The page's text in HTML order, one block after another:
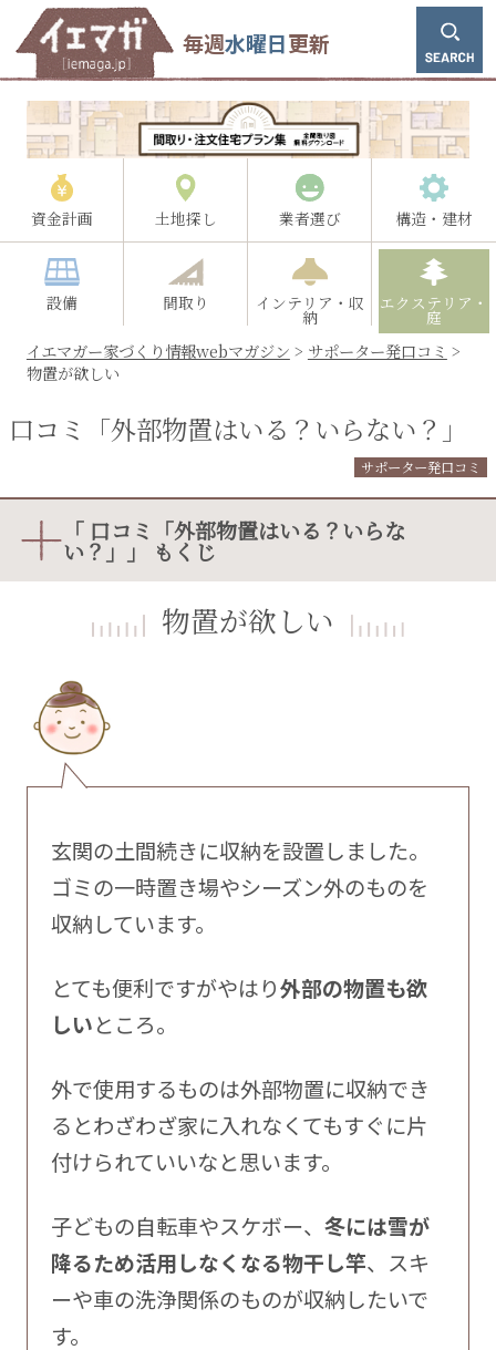
毎週水曜日更新
資金計画 土地探し 業者選び 構造・建材
設備 間取り インテリア・収
納
エクステリア・
庭
イエマガー家づくり情報webマガジン > サポーター発口コミ >
物置が欲しい
口コミ「外部物置はいる？いらない？」
サポーター発口コミ
「 口コミ「外部物置はいる？いらな
い？」」 もくじ
物置が欲しい
玄関の土間続きに収納を設置しました。
ゴミの一時置き場やシーズン外のものを
収納しています。
とても便利ですがやはり外部の物置も欲
しいところ。
外で使用するものは外部物置に収納でき
るとわざわざ家に入れなくてもすぐに片
付けられていいなと思います。
子どもの自転車やスケボー、 冬には雪が
降るため活用しなくなる物干し竿、スキ
ーや車の洗浄関係のものが収納したいで
す。